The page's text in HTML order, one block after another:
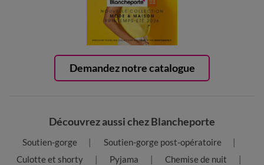
Demandez notre catalogue
Découvrez aussi chez Blancheporte
Soutien-gorge
Soutien-gorge post-opératoire
Culotte et shorty
Pyjama
Chemise de nuit